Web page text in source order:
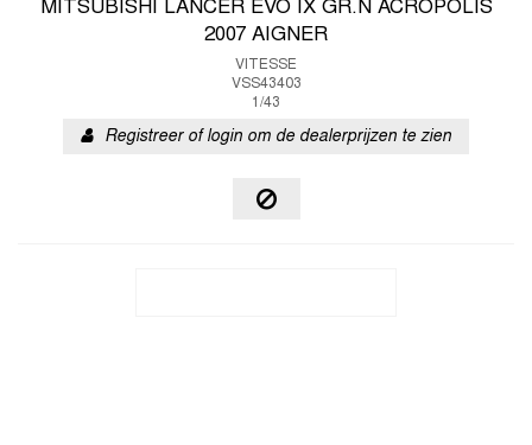
MITSUBISHI LANCER EVO IX GR.N ACROPOLIS
2007 AIGNER
VITESSE
VSS43403
1/43
Registreer of login om de dealerprijzen te zien